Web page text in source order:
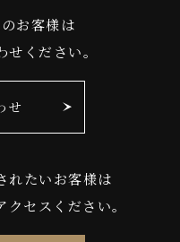
お客様は
ください。
せ
れたいお客様は
セスください。